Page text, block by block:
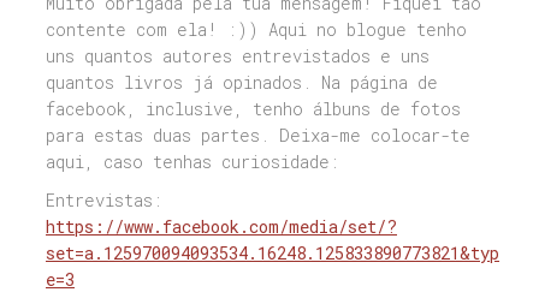
contente com ela! :)) Aqui no blogue tenho
uns quantos autores entrevistados e uns
quantos livros já opinados. Na página de
facebook, inclusive, tenho álbuns de fotos
para estas duas partes. Deixa-me colocar-te
aqui, caso tenhas curiosidade:
Entrevistas:
https://www.facebook.com/media/set/?
set=a.125970094093534.16248.125833890773821&typ
e=3